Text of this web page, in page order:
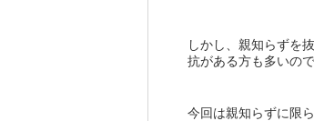
しかし、親知らずを
抗がある方も多いの
今回は親知らずに限